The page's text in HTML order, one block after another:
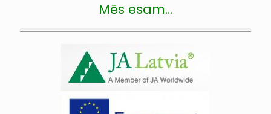
Mēs esam…